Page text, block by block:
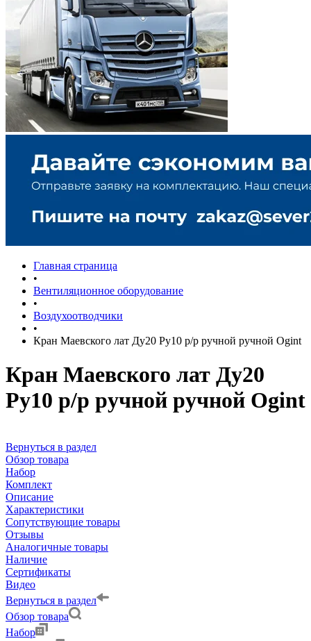
Главная страница
•
Вентиляционное оборудование
•
Воздухоотводчики
•
Кран Маевского лат Ду20 Ру10 р/р ручной ручной Ogint
Кран Маевского лат Ду20
Ру10 р/р ручной ручной Ogint
Вернуться в раздел
Обзор товара
Набор
Комплект
Описание
Характеристики
Сопутствующие товары
Отзывы
Аналогичные товары
Наличие
Сертификаты
Видео
Вернуться в раздел
Обзор товара
Набор